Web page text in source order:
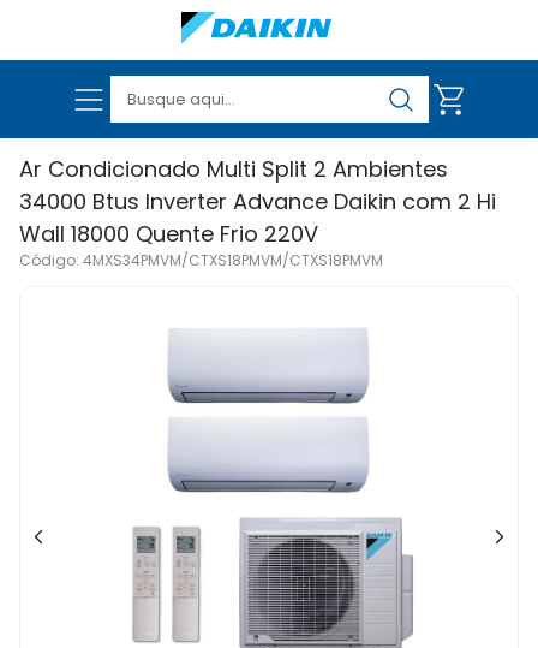
VER TODOS OS PRODUTOS
Ar Condicionado Multi Split 2 Ambientes
34000 Btus Inverter Advance Daikin com 2 Hi
Wall 18000 Quente Frio 220V
Código: 4MXS34PMVM/CTXS18PMVM/CTXS18PMVM